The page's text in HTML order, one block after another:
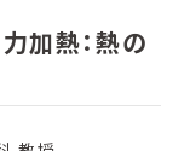
加熱：熱の